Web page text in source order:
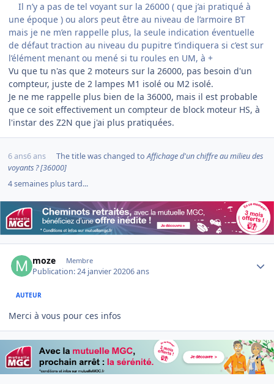
Il n’y a pas de tel voyant sur la 26000 ( que j’ai pratiqué à
une époque ) ou alors peut être au niveau de l’armoire BT
mais je ne m’en rappelle plus, la seule indication éventuelle
de défaut traction au niveau du pupitre t’indiquera si c’est sur
l’élément menant ou mené si tu roules en UM, à +
Vu que tu n'as que 2 moteurs sur la 26000, pas besoin d'un
compteur, juste de 2 lampes M1 isolé ou M2 isolé.
Je ne me rappelle plus bien de la 36000, mais il est probable
que ce soit effectivement un compteur de block moteur HS, à
l'instar des Z2N que j'ai plus pratiquées.
6 ans6 ans The title was changed toAffichage d'un chiffre au milieu des
voyants ? [36000]
4 semaines plus tard...
moze Membre
Publication:24 janvier 20206 ans
AUTEUR
Merci à vous pour ces infos